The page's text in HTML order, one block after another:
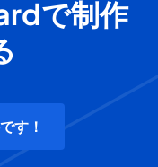
で制作
す！